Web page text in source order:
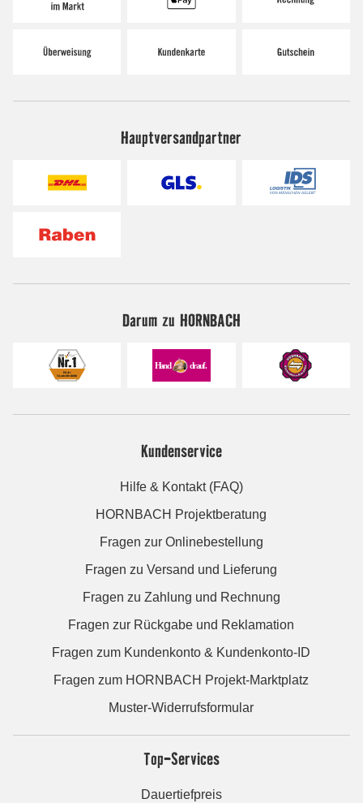
Hauptversandpartner
Darum zu HORNBACH
Kundenservice
Hilfe & Kontakt (FAQ)
HORNBACH Projektberatung
Fragen zur Onlinebestellung
Fragen zu Versand und Lieferung
Fragen zu Zahlung und Rechnung
Fragen zur Rückgabe und Reklamation
Fragen zum Kundenkonto & Kundenkonto-ID
Fragen zum HORNBACH Projekt-Marktplatz
Muster-Widerrufsformular
Top-Services
Dauertiefpreis